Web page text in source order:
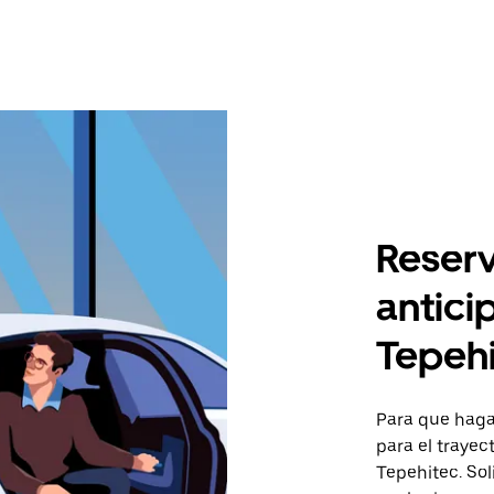
Para que
para el
Tepehitec.